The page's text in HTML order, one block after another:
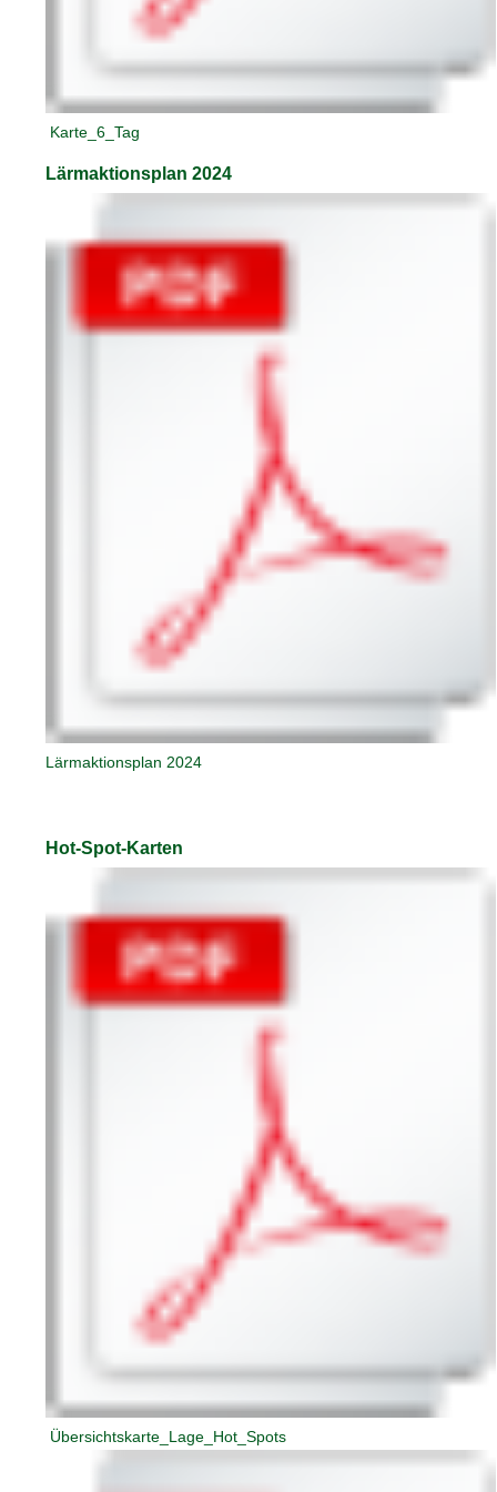
Karte_6_Tag
Lärmaktionsplan 2024
Lärmaktionsplan 2024
Hot-Spot-Karten
Übersichtskarte_Lage_Hot_Spots